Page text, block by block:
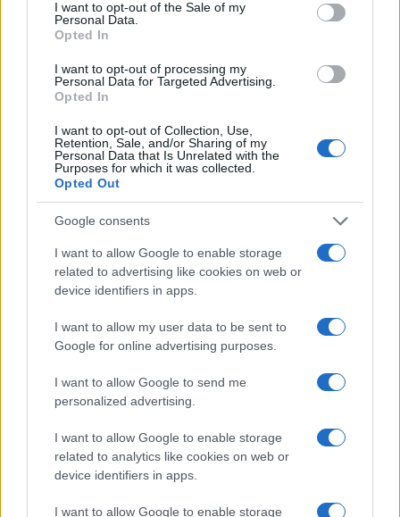
I want to opt-out of the Sale of my
Personal Data.
Opted In
I want to opt-out of processing my
Personal Data for Targeted Advertising.
Opted In
I want to opt-out of Collection, Use,
Retention, Sale, and/or Sharing of my
Personal Data that Is Unrelated with the
Purposes for which it was collected.
Opted Out
Google consents
I want to allow Google to enable storage
related to advertising like cookies on web or
device identifiers in apps.
I want to allow my user data to be sent to
Google for online advertising purposes.
I want to allow Google to send me
personalized advertising.
I want to allow Google to enable storage
related to analytics like cookies on web or
device identifiers in apps.
I want to allow Google to enable storage
lunatici, il mondo ha colpa del mondo, delle sue
mutazioni tecnologiche e dunque sociali, il mondo
irrisolti, i desideranti pigliano d’ansia e di furia
delle quali siamo tutti colpevoli tranne loro. Studi
misterici, validati non si capisce a che titolo da
enti ancor più sfuggenti, massonici, sui quali non
sarebbe male chiarire le fonti di finanziamento
che poi sono sempre i soliti pupari delle
transizioni disumanitarie, il coacervo lobbistico
unionista, i Soros, i Getty, i Gates oggi in
riconversione trumpiana perché il mondo così
andando certo scoppierà, ma non domani.
Leggi anche:
Perché è patetico piangere per l’eco-ansia
Non è tanto allarmante che Repubblica predichi
simili abominii della ragione, ormai Repubblica lo